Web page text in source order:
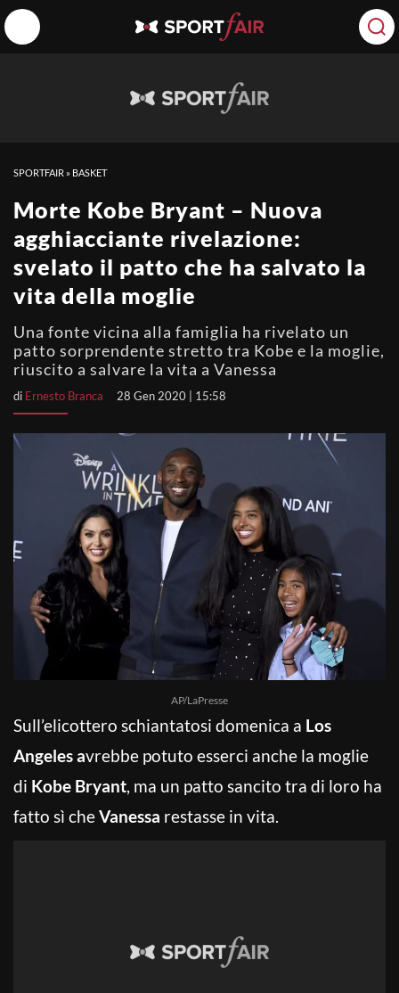
SPORTFAIR » BASKET
Morte Kobe Bryant – Nuova
agghiacciante rivelazione:
svelato il patto che ha salvato la
vita della moglie
Una fonte vicina alla famiglia ha rivelato un
patto sorprendente stretto tra Kobe e la moglie,
riuscito a salvare la vita a Vanessa
di Ernesto Branca 28 Gen 2020 | 15:58
AP/LaPresse
Sull’elicottero schiantatosi domenica a Los
Angeles avrebbe potuto esserci anche la moglie
di Kobe Bryant, ma un patto sancito tra di loro ha
fatto sì cheVanessa restasse in vita.